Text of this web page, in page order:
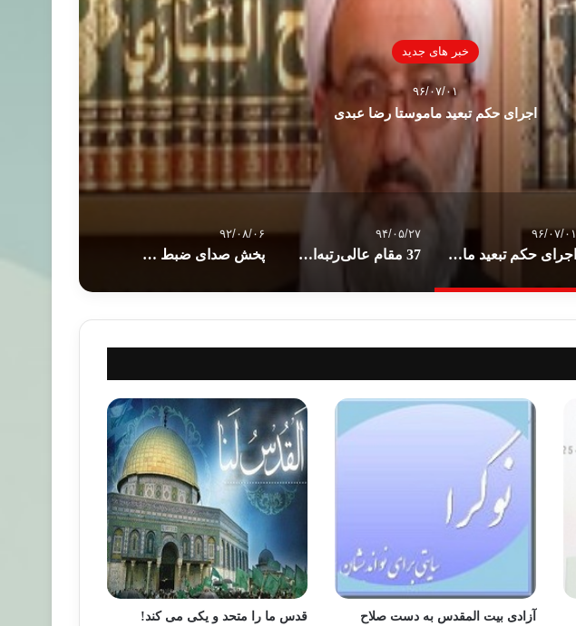
خبر های جدید
۹۶/۰۷/۰۱
اجرای حکم تبعید ماموستا رضا عبدی
۹۶/۰۷/۰۱
اجرای حکم تبعید ماموستا رضا عبدی
۹۴/۰۵/۲۷
37 مقام عالی‌رتبه‌ای که مسبب سقوط موصل شدند
۹۲/۰۸/۰۶
پخش صدای ضبط شده سیسی درمورد جنایاتش
آزادی بیت المقدس به دست صلاح
قدس ما را متحد و یکی می کند!